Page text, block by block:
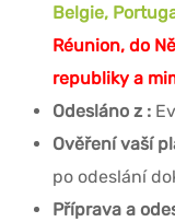
Belgie,
Réunion, do
republiky a
Odesláno z :
Ověření vaší
po odeslání
Příprava a